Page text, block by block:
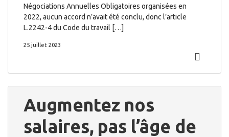
Négociations Annuelles Obligatoires organisées en
2022, aucun accord n’avait été conclu, donc l’article
L.2242-4 du Code du travail […]
25 juillet 2023
Augmentez nos
salaires, pas l’âge de